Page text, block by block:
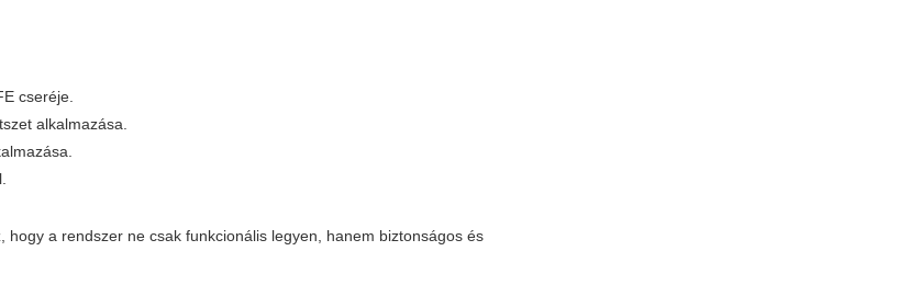
cseréje.
alkalmazása.
a rendszer ne csak funkcionális legyen, hanem biztonságos és